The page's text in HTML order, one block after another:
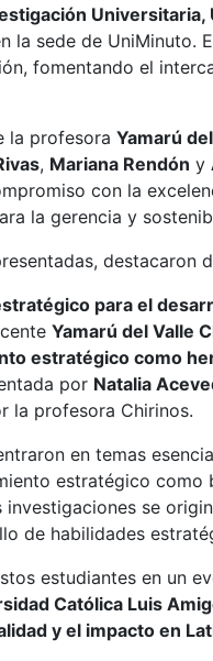
la sede de UniMinuto.
fomentando el
la profesora Yamarú
, Mariana Rendón y
con la
la gerencia y
destacaron
para el
Yamarú del Valle
estratégico como
por Natalia
la profesora Chirinos.
en temas
estratégico
se
de habilidades
estudiantes en un
Católica Luis
y el impacto en